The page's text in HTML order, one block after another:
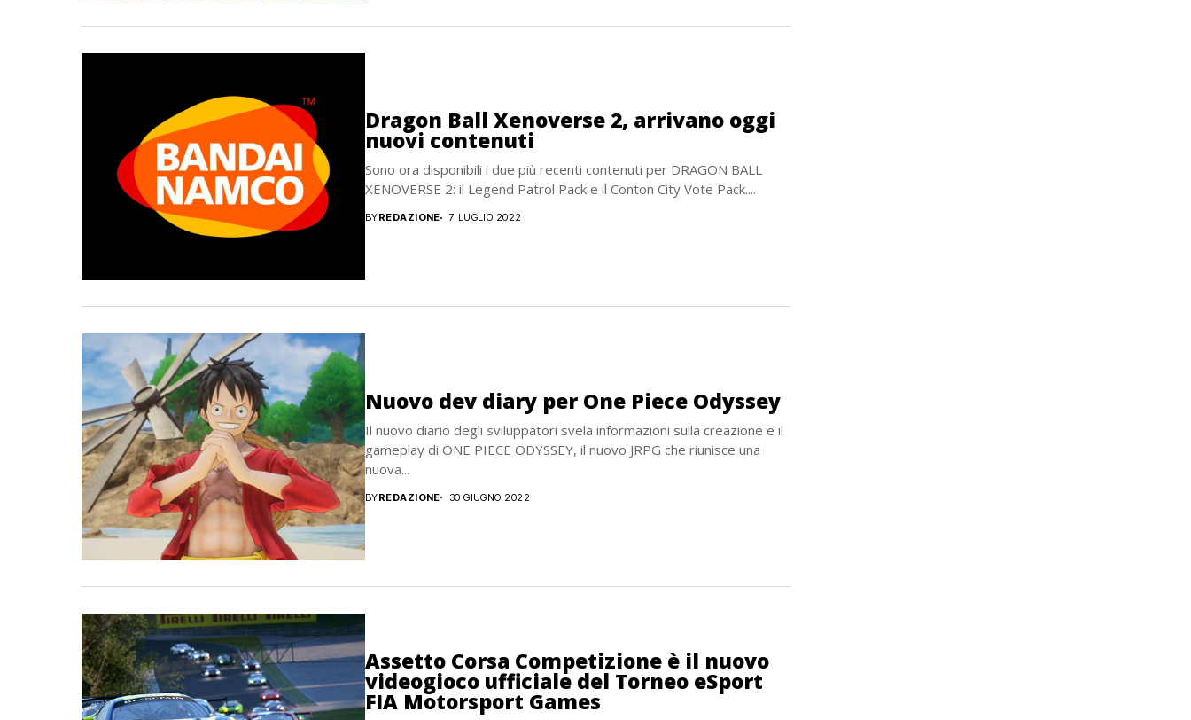
Dragon Ball Xenoverse 2, arrivano oggi
nuovi contenuti
Sono ora disponibili i due più recenti contenuti per DRAGON BALL
XENOVERSE 2: il Legend Patrol Pack e il Conton City Vote Pack....
BYREDAZIONE 7 LUGLIO 2022
Nuovo dev diary per One Piece Odyssey
Il nuovo diario degli sviluppatori svela informazioni sulla creazione e il
gameplay di ONE PIECE ODYSSEY, il nuovo JRPG che riunisce una
nuova...
BYREDAZIONE 30 GIUGNO 2022
Assetto Corsa Competizione è il nuovo
videogioco ufficiale del Torneo eSport
FIA Motorsport Games